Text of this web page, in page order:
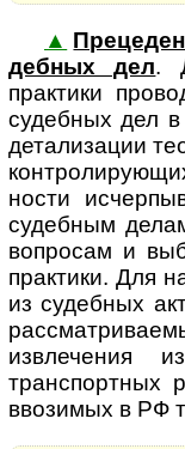
▲
деб­ных дел.
практики
судебных дел
детализации
нос­ти
судебным
вопросам и
практики. Для
из судебных
извлечения
транспортных
ввозимых в РФ